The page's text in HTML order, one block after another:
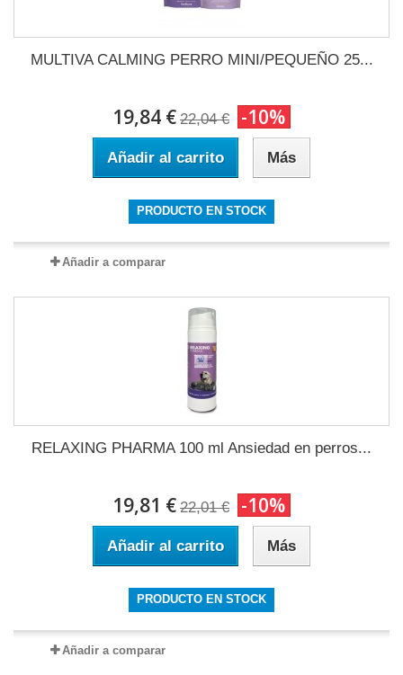
MULTIVA CALMING PERRO MINI/PEQUEÑO 25...
19,84 € 22,04 € -10%
Añadir al carrito Más
PRODUCTO EN STOCK
Añadir a comparar
RELAXING PHARMA 100 ml Ansiedad en perros...
19,81 € 22,01 € -10%
Añadir al carrito Más
PRODUCTO EN STOCK
Añadir a comparar